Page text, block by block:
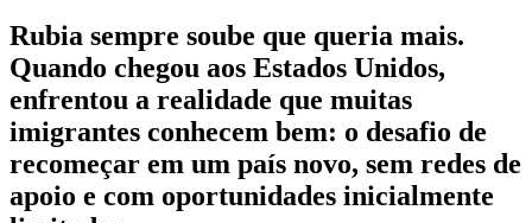
Rubia sempre soube que queria mais.
Quando chegou aos Estados Unidos,
enfrentou a realidade que muitas
imigrantes conhecem bem: o desafio de
recomeçar em um país novo, sem redes de
apoio e com oportunidades inicialmente